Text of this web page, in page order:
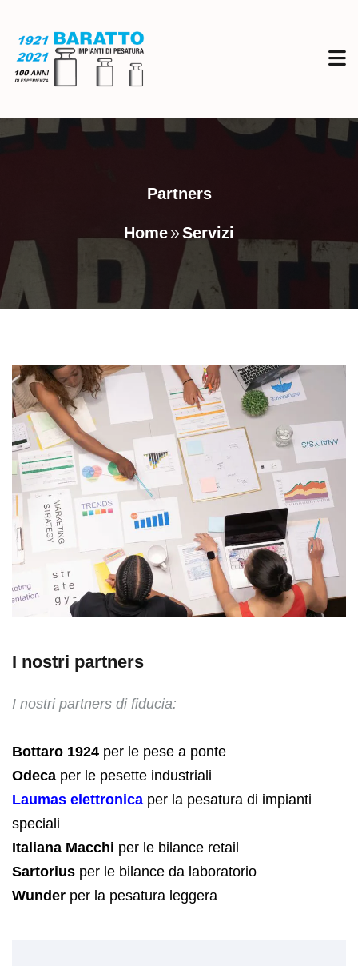
Partners
Home Servizi
I nostri partners
I nostri partners di fiducia:
Bottaro 1924 per le pese a ponte
Odeca per le pesette industriali
Laumas elettronica per la pesatura di impianti
speciali
Italiana Macchi per le bilance retail
Sartorius per le bilance da laboratorio
Wunder per la pesatura leggera